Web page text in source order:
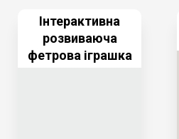
Інтерактивна
розвиваюча
фетрова іграшка